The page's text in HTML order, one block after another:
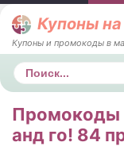
Купоны
Купоны и промокоды в
Поиск
Промокоды
анд го! 84